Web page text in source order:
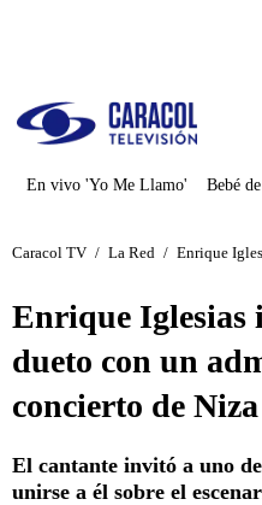
En vivo 'Yo Me Llamo' Bebé
Caracol TV / La Red / Enrique
Enrique Iglesias
dueto con un
concierto de Niza
El cantante invitó a uno
unirse a él sobre el